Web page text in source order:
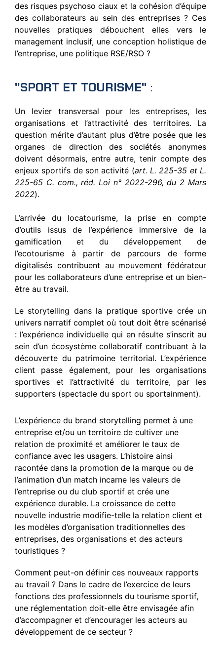
des risques psychoso ciaux et la cohésion d’équipe
des collaborateurs au sein des entreprises ? Ces
nouvelles pratiques débouchent elles vers le
management inclusif, une conception holistique de
l’entreprise, une politique RSE/RSO ?
"SPORT ET TOURISME" :
Un levier transversal pour les entreprises, les
organisations et l’attractivité des territoires. La
question mérite d’autant plus d’être posée que les
organes de direction des sociétés anonymes
doivent désormais, entre autre, tenir compte des
enjeux sportifs de son activité (art. L. 225-35 et L.
225-65 C. com., réd. Loi n° 2022-296, du 2 Mars
2022).
L’arrivée du locatourisme, la prise en compte
d’outils issus de l’expérience immersive de la
gamification et du développement de
l’ecotourisme à partir de parcours de forme
digitalisés contribuent au mouvement fédérateur
pour les collaborateurs d’une entreprise et un bien-
être au travail.
Le storytelling dans la pratique sportive crée un
univers narratif complet où tout doit être scénarisé
: l’expérience individuelle qui en résulte s’inscrit au
sein d’un écosystème collaboratif contribuant à la
découverte du patrimoine territorial. L’expérience
client passe également, pour les organisations
sportives et l’attractivité du territoire, par les
supporters (spectacle du sport ou sportainment).
L’expérience du brand storytelling permet à une
entreprise et/ou un territoire de cultiver une
relation de proximité et améliorer le taux de
confiance avec les usagers. L’histoire ainsi
racontée dans la promotion de la marque ou de
l’animation d’un match incarne les valeurs de
l’entreprise ou du club sportif et crée une
expérience durable. La croissance de cette
nouvelle industrie modifie-telle la relation client et
les modèles d’organisation traditionnelles des
entreprises, des organisations et des acteurs
touristiques ?
Comment peut-on définir ces nouveaux rapports
au travail ? Dans le cadre de l’exercice de leurs
fonctions des professionnels du tourisme sportif,
une réglementation doit-elle être envisagée afin
d’accompagner et d’encourager les acteurs au
développement de ce secteur ?